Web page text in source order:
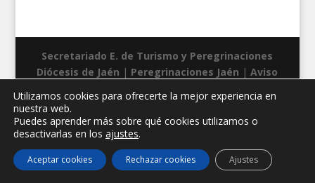
Secretariado E. de Turismo y Peregrinaciones
Diócesis de Jaén | Peregrinaciones Jaén |Aviso
Utilizamos cookies para ofrecerte la mejor experiencia en
nuestra web.
Puedes aprender más sobre qué cookies utilizamos o
desactivarlas en los ajustes.
Aceptar cookies Rechazar cookies Ajustes